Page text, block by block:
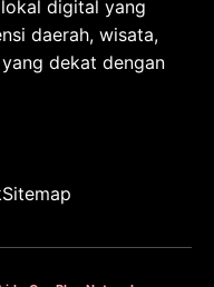
digital yang
daerah, wisata,
dekat dengan
Sitemap